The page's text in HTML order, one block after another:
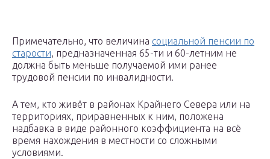
Примечательно, что величина социальной пенсии по
старости, предназначенная 65-ти и 60-летним не
должна быть меньше получаемой ими ранее
трудовой пенсии по инвалидности.
А тем, кто живёт в районах Крайнего Севера или на
территориях, приравненных к ним, положена
надбавка в виде районного коэффициента на всё
время нахождения в местности со сложными
условиями.